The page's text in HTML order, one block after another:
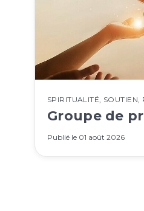
SPIRITUALITÉ SOUTIEN
Groupe de
Publié le 01 août 2026